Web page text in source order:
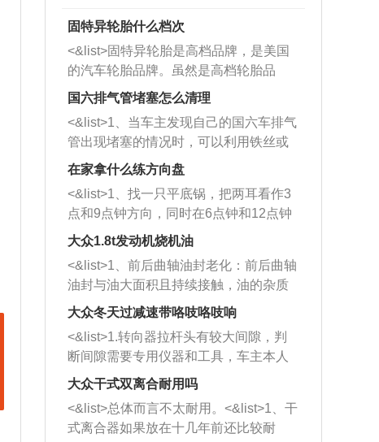
固特异轮胎什么档次
<&list>固特异轮胎是高档品牌，是美国
的汽车轮胎品牌。虽然是高档轮胎品
牌，但是中高低端的轮胎都有生产，这
也是为了更好的开拓市场。
国六排气管堵塞怎么清理
<&list>1、当车主发现自己的国六车排气
管出现堵塞的情况时，可以利用铁丝或
者是细棍，直接将杂物给取出来，如果
堵塞情况比较严重，也可以采取应急措
施。 <&list>2、直接利用木棍将所有的
杂物推到排气管里面的位置处，然后将
三元催化器拆解开，就可以将堵塞的东
西取出来。但如果是因为积碳过多引起
的堵塞，就需要将三元催化器泡在草酸
洗剂对堵塞的情况得到解决，将清洗剂
放在燃油箱中，与燃油混合后，车辆启
动时，就可以和汽油一起进入到燃烧
室，最后形成废气排出，就可以让三元
催化器得到清洗，排气管堵塞的情况就
能够得到解决。
在家拿什么练方向盘
<&list>1、找一只平底锅，把两耳看作3
点和9点钟方向，同时在6点钟和12点钟
方向做一个标记。 <&list>2、双手握住
一圈半的练习，往右同样也要打相同的
圈数。 <&list>3、最后强调要反复练
习，这样就可以形成肌肉记忆，在真实
驾驶车辆时，不需要记忆也能打好方
向。
大众1.8t发动机烧机油
<&list>1、前后曲轴油封老化：前后曲轴
油封与油大面积且持续接触，油的杂质
和发动机内持续温度变化使其密封效果
逐渐减弱，导致渗油或漏油。<&list>2、
活塞间隙过大：积碳会使活塞环与缸体
的间隙扩大，导致机油流入燃烧室中，
造成烧机油。<&list>3、机油粘度。使用
机油粘度过小的话，同样会有烧机油现
象，机油粘度过小具有很好的流动性，
大众冬天过减速带咯吱咯吱响
<&list>1.转向器拉杆头有较大间隙，判
断间隙需要专用仪器和工具，车主本人
无法制作，需要将车辆送到修理厂或4s
店；<&list>2.车辆半轴套管防尘罩破
裂，破裂后会出现漏油现象，使半轴磨
损严重，磨损的半轴容易损坏，产生异
大众干式双离合耐用吗
<&list>总体而言不太耐用。<&list>1、干
式离合器如果放在十几年前还比较耐